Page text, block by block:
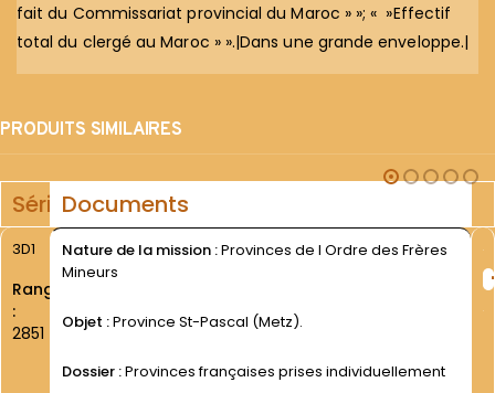
fait du Commissariat provincial du Maroc » »; « »Effectif
total du clergé au Maroc » ».|Dans une grande enveloppe.|
PRODUITS SIMILAIRES
SérieDocuments
3D1
Rang
:
2851
Nature de la mission :Provinces de l Ordre des Frères
Mineurs
Objet :Province St-Pascal (Metz).
Dossier :Provinces françaises prises individuellement